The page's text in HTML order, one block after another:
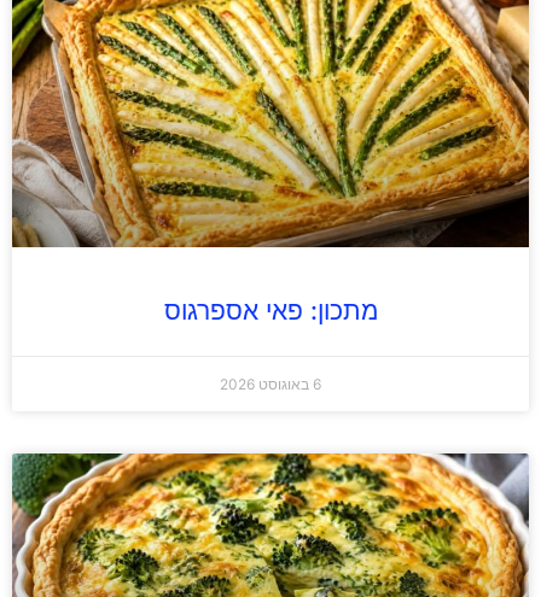
מתכון: פאי אספרגוס
6 באוגוסט 2026